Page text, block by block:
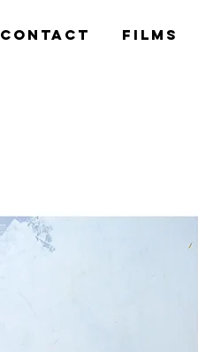
Contact films